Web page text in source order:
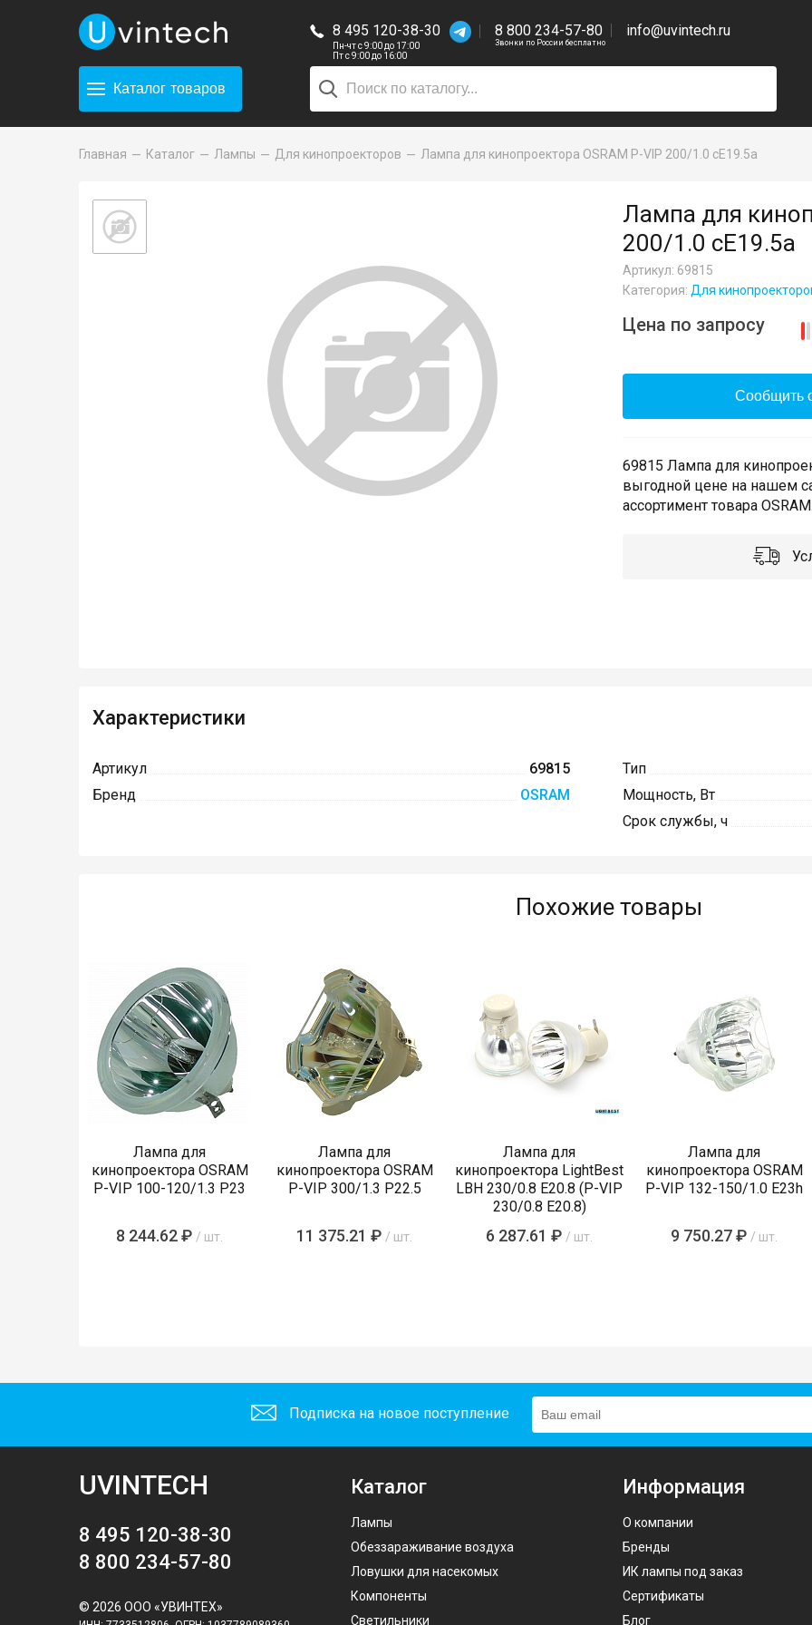
8 495 120-38-30
Пн-чт с 9:00 до 17:00
Пт с 9:00 до 16:00
8 800 234-57-80
Звонки по России бесплатно
info@uvintech.ru
Каталог товаров
Главная Каталог Лампы Для кинопроекторов Лампа для кинопроектора OSRAM P-VIP 200/1.0 cE19.5a
Лампа для
200/1.0 cE19.5a
Артикул: 69815
Категория: Для
Цена по запросу
Сообщить
69815 Лампа для
выгодной цене на нашем
ассортимент товара
Характеристики
Артикул
69815
Бренд
OSRAM
Тип
Мощность, Вт
Срок службы, ч
Похожие товары
Лампа для
кинопроектора OSRAM
P-VIP 100-120/1.3 P23
8 244.62 ₽ / шт.
Лампа для
кинопроектора OSRAM
P-VIP 300/1.3 P22.5
11 375.21 ₽ / шт.
Лампа для
кинопроектора LightBest
LBH 230/0.8 E20.8 (P-VIP
230/0.8 E20.8)
6 287.61 ₽ / шт.
Лампа для
кинопроектора OSRAM
P-VIP 132-150/1.0 E23h
9 750.27 ₽ / шт.
Подписка на новое поступление
UVINTECH
8 495 120-38-30
8 800 234-57-80
© 2026 ООО «УВИНТЕХ»
Каталог
Лампы
Обеззараживание воздуха
Ловушки для насекомых
Компоненты
Светильники
Информация
О компании
Бренды
ИК лампы под заказ
Сертификаты
Блог